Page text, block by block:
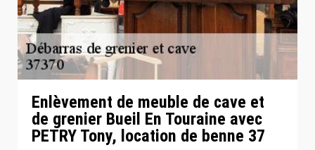
Enlèvement de meuble de cave et
de grenier Bueil En Touraine avec
PETRY Tony, location de benne 37